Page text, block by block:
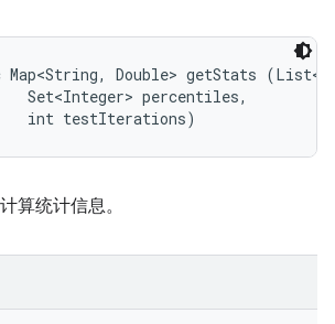
Double> getStats
Set<Integer> percentiles,
int testIterations)
算统计信息。